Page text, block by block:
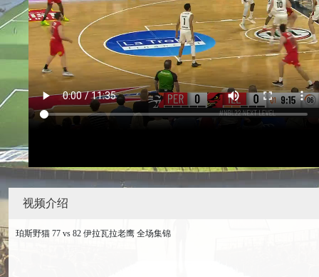
视频介绍
珀斯野猫 77 vs 82 伊拉瓦拉老鹰 全场集锦